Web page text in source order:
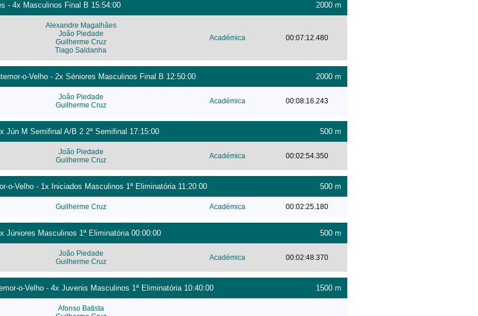
- 4x Masculinos Final B 15:54:00 2000 m
Alexandre Magalhães
João Piedade
Guilherme Cruz
Tiago Saldanha
Académica 00:07:12.480
o-Velho - 2x Séniores Masculinos Final B 12:50:00 2000 m
João Piedade
Guilherme Cruz
Académica 00:08:16.243
Jún M Semifinal A/B 2 2ª Semifinal 17:15:00 500 m
João Piedade
Guilherme Cruz
Académica 00:02:54.350
o-Velho - 1x Iniciados Masculinos 1ª Eliminatória 11:20:00 500 m
Guilherme Cruz Académica 00:02:25.180
Júniores Masculinos 1ª Eliminatória 00:00:00 500 m
João Piedade
Guilherme Cruz
Académica 00:02:48.370
o-Velho - 4x Juvenis Masculinos 1ª Eliminatória 10:40:00 1500 m
Afonso Batista